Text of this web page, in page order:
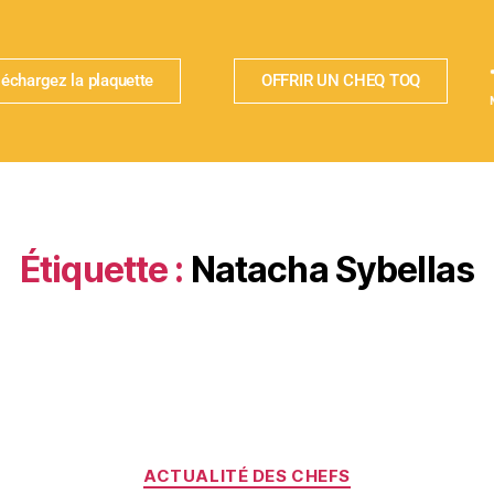
la plaquette OFFRIR UN CHEQ TOQ
Étiquette : Natacha Sybellas
ACTUALITÉ DES CHEFS